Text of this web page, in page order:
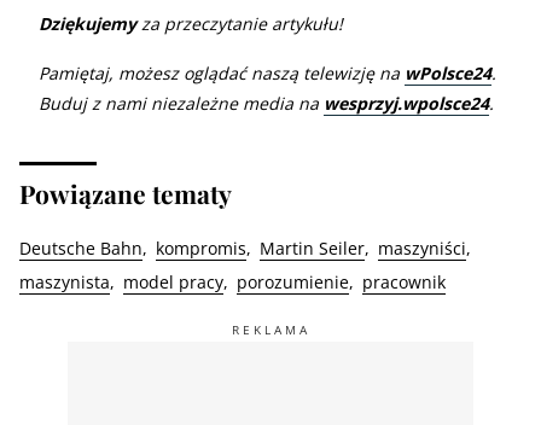
Dziękujemyza przeczytanie artykułu!
Pamiętaj, możesz oglądać naszą telewizję na wPolsce24.
Buduj z nami niezależne media na wesprzyj.wpolsce24.
Powiązane tematy
Deutsche Bahn kompromis Martin Seiler
maszyniści
maszynista
model pracy porozumienie pracownik